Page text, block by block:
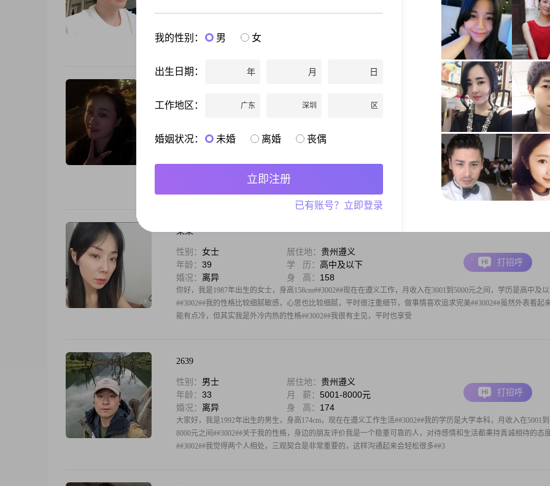
我是1988年出生的男生，身高175cm##3002##目前我的工作地点在贵阳，学历是大学本科，月收入在20001元到
这个区间##3002##我的性格比较随和，容易相处，平时为人真诚可靠，做事也挺有责任感的##3002##生活上我习惯
节约，同时也比较注重生活品质，会认真平衡好工作与生活的时间，不会只顾着
性别： 居住地：
贵州黔南布依族苗族自
年龄：
29 学 历：
大家好，我是1996年出生的女生，今年身高158cm##3002##我的月收入在5001元到8000元之间，目前的工作地点在
布依族苗族自治州##3002##我的学历是大学本科##3002##平时大家给我的评价是性格开朗爱笑，独立自信，做事乐
极##3002##我心思比较细腻敏感，但性格随和容易相处，待人真诚可靠#
打招呼
果果
性别： 女士 居住地： 贵州遵义
年龄： 39 学 历： 高中及以下
婚况： 离异 身 高： 158
你好，我是1987年出生的女士，身高158cm##3002##现在在遵义工作，月收入在3001到5000元之间，学历是高中及
##3002##我的性格比较细腻敏感，心思也比较细腻，平时很注重细节，做事情喜欢追求完美##3002##虽然外表看起
能有点冷，但其实我是外冷内热的性格##3002##我很有主见，平时也享受
打招呼
2639
性别： 男士 居住地： 贵州遵义
年龄： 33 月 薪： 5001-8000元
婚况： 离异 身 高： 174
大家好，我是1992年出生的男生，身高174cm，现在在遵义工作生活##3002##我的学历是大学本科，月收入在5001到
8000元之间##3002##关于我的性格，身边的朋友评价我是一个稳重可靠的人，对待感情和生活都秉持真诚相待的态
##3002##我觉得两个人相处，三观契合是非常重要的，这样沟通起来会轻松很多##3
打招呼
我的性别： 男 女
出生日期： 年 月 日
工作地区： 广东 深圳 区
婚姻状况： 未婚 离婚 丧偶
立即注册
已有账号？立即登录